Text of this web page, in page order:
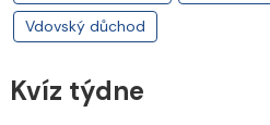
Vdovský důchod
Kvíz týdne